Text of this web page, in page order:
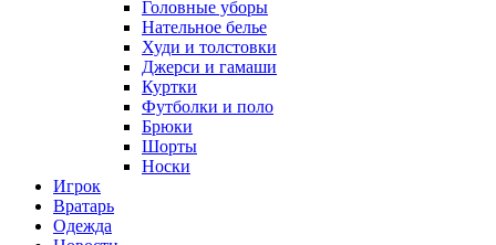
Головные уборы
Нательное белье
Худи и толстовки
Джерси и гамаши
Куртки
Футболки и поло
Брюки
Шорты
Носки
Игрок
Вратарь
Одежда